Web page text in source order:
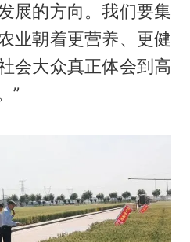
展的方向。我们要集
业朝着更营养、更健
会大众真正体会到高
”